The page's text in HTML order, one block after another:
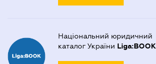
Національний юридичний
каталог України Liga:BOOK